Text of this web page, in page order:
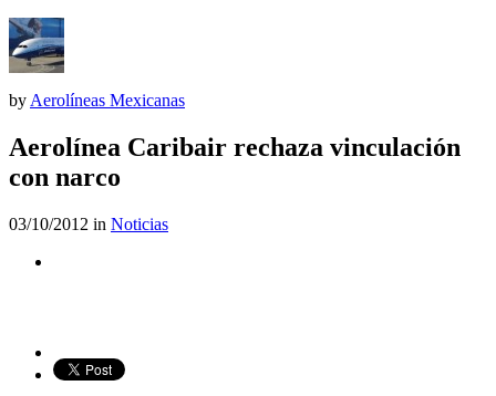
by Aerolíneas Mexicanas
Aerolínea Caribair rechaza vinculación
con narco
03/10/2012 in Noticias